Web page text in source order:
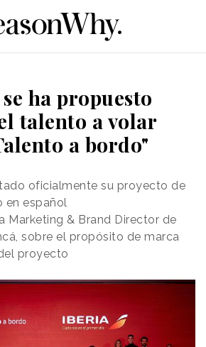
ha propuesto
talento a volar
a bordo"
oficialmente su proyecto de
en español
Marketing & Brand Director de
sobre el propósito de marca
proyecto